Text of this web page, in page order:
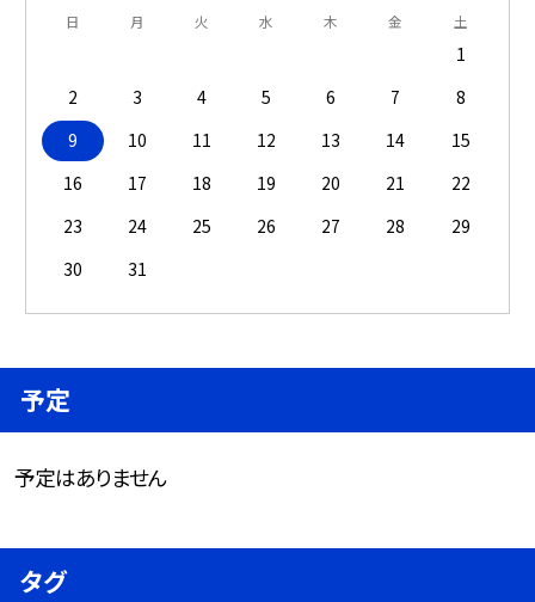
日 月 火 水 木 金 土
1
2
3 4 5 6 7
8
9
10 11 12 13 14
15
16
17 18 19 20 21
22
23
24 25 26 27 28
29
30
31
予定
予定はありません
タグ